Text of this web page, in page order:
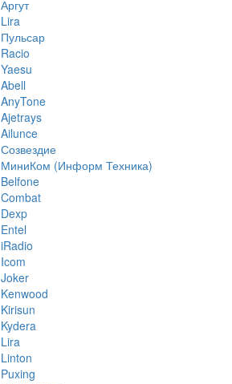
Аргут
Lira
Пульсар
Racio
Yaesu
Abell
AnyTone
Ajetrays
Ailunce
Созвездие
МиниКом (Информ Техника)
Belfone
Combat
Dexp
Entel
iRadio
Icom
Joker
Kenwood
Kirisun
Kydera
Lira
Linton
Puxing